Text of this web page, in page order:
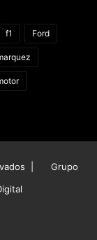
f1 Ford
|
Grupo